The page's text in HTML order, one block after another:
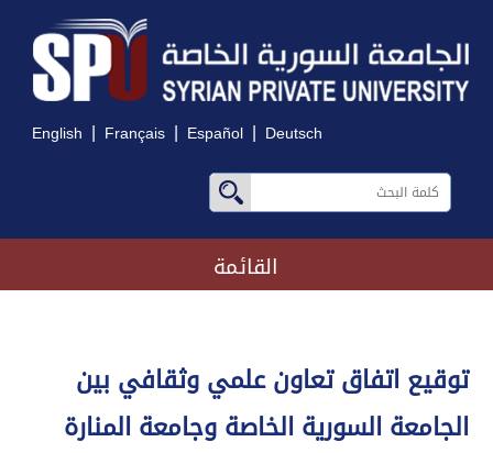
English | Français | Español | Deutsch
القائمة
توقيع اتفاق تعاون علمي وثقافي بين
الجامعة السورية الخاصة وجامعة المنارة